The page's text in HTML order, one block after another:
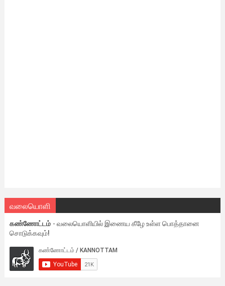
வலையொளி
கண்ணோட்டம் - வலையொளியில் இணைய கீழே உள்ள பொத்தானை
சொடுக்கவும்!